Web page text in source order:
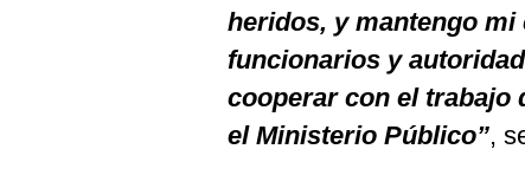
heridos, y mantengo
funcionarios y
cooperar con el trabajo
el Ministerio Público”,